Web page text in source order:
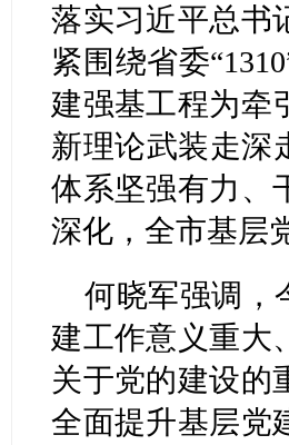
落实习近平总书
紧围绕省委
建强基工程为牵
新理论武装走深
体系坚强有力、
深化，全市基层
何晓军强调，
建工作意义重大
关于党的建设的
全面提升基层党